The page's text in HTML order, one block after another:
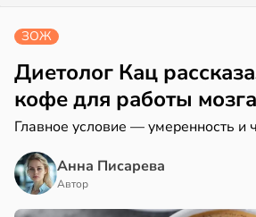
ЗОЖ
Диетолог Кац
кофе для работы мозга
Главное условие — умеренность и
Анна Писарева
Автор